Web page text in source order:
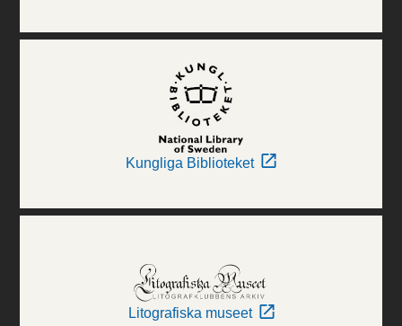
Kungliga Biblioteket
Litografiska museet